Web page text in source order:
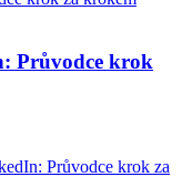
Průvodce krok
Průvodce krok za